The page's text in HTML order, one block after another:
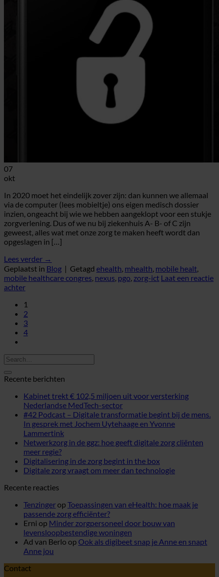
07
okt
In 2020 moet het eindelijk zover zijn: dan kunnen we allemaal
via de computer (lees mobieltje) ons eigen medisch dossier
inzien, ongeacht bij wie we hebben aangeklopt voor een stukje
zorgverlening. Dus of we nu bij ziekenhuis A- B- of C zijn
geweest, alles wat met onze zorg te maken heeft wordt dan
opgeslagen in […]
Lees verder →
Geplaatst in Blog | Getagd ehealth, mhealth, mobile healt,
mobile healthcare congres, nexus, pgo, zorg-ict Laat een reactie
achter
1
2
3
4
Recente berichten
Kabinet trekt € 102,5 miljoen uit voor versterking
Nederlandse MedTech-sector
#42 Podcast – Digitale transformatie begint bij de mens.
In gesprek met Jochem Uytehaage en Yvonne
Lammertink
Netwerkzorg in de ggz: hoe geeft digitale zorg cliënten
meer regie?
Digitalisering in de zorg begint in the box
Digitale zorg vraagt om meer dan technologie
Recente reacties
Tenzingerop Toepassingen van eHealth: hoe maak je
passende zorg efficiënter?
Erni op Minder zorgpersoneel door bouw van
levensloopbestendige woningen
Ad van Berlo op Ook als digibeet snap je Anne en snapt
Anne jou
Contact